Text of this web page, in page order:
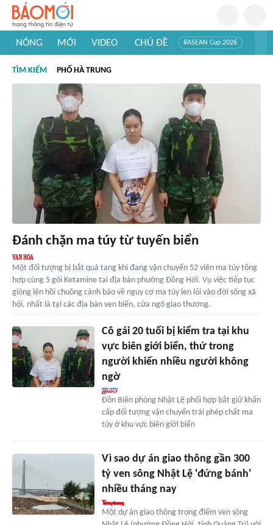
NÓNG MỚI VIDEO CHỦ ĐỀ #ASEAN Cup 2026
#Khám phá thế giới
TÌM KIẾM PHỐ HÀ TRUNG
Đánh chặn ma túy từ tuyến biển
Một đối tượng bị bắt quả tang khi đang vận chuyển 52 viên ma túy tổng
hợp cùng 5 gói Ketamine tại địa bàn phường Đồng Hới. Vụ việc tiếp tục
gióng lên hồi chuông cảnh báo về nguy cơ ma túy len lỏi vào đời sống xã
hội, nhất là tại các địa bàn ven biển, cửa ngõ giao thương.
Cô gái 20 tuổi bị kiểm tra tại khu
vực biên giới biển, thứ trong
người khiến nhiều người không
ngờ
Đồn Biên phòng Nhật Lệ phối hợp bắt giữ khẩn
cấp đối tượng vận chuyển trái phép chất ma
túy ở khu vực biên giới biển
Vì sao dự án giao thông gần 300
tỷ ven sông Nhật Lệ 'đứng bánh'
nhiều tháng nay
Một dự án giao thông trọng điểm ven sông